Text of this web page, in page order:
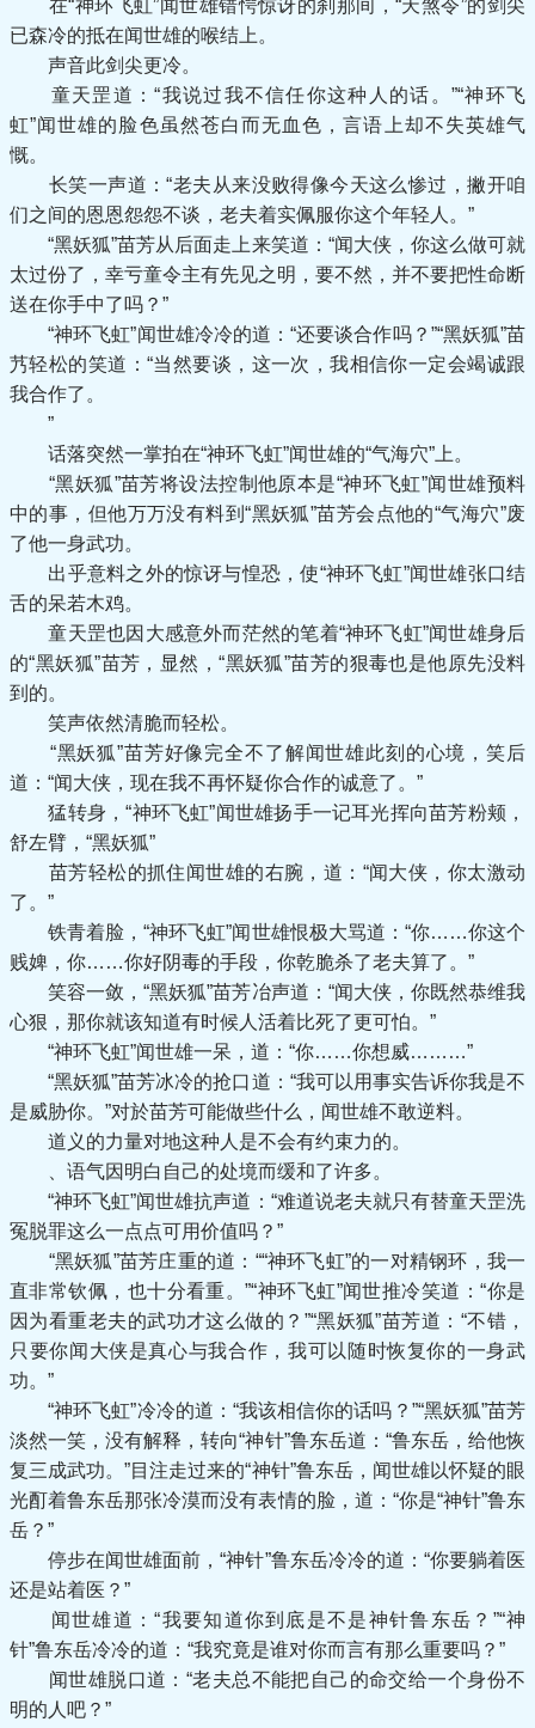
在“神环飞虹”闻世雄错愕惊讶的刹那间，“天煞令”的剑尖
已森冷的抵在闻世雄的喉结上。
声音此剑尖更冷。
童天罡道：“我说过我不信任你这种人的话。”“神环飞
虹”闻世雄的脸色虽然苍白而无血色，言语上却不失英雄气
慨。
长笑一声道：“老夫从来没败得像今天这么惨过，撇开咱
们之间的恩恩怨怨不谈，老夫着实佩服你这个年轻人。”
“黑妖狐”苗芳从后面走上来笑道：“闻大侠，你这么做可就
太过份了，幸亏童令主有先见之明，要不然，并不要把性命断
送在你手中了吗？”
“神环飞虹”闻世雄冷冷的道：“还要谈合作吗？”“黑妖狐”苗
艿轻松的笑道：“当然要谈，这一次，我相信你一定会竭诚跟
我合作了。
”
话落突然一掌拍在“神环飞虹”闻世雄的“气海穴”上。
“黑妖狐”苗芳将设法控制他原本是“神环飞虹”闻世雄预料
中的事，但他万万没有料到“黑妖狐”苗芳会点他的“气海穴”废
了他一身武功。
出乎意料之外的惊讶与惶恐，使“神环飞虹”闻世雄张口结
舌的呆若木鸡。
童天罡也因大感意外而茫然的笔着“神环飞虹”闻世雄身后
的“黑妖狐”苗芳，显然，“黑妖狐”苗芳的狠毒也是他原先没料
到的。
笑声依然清脆而轻松。
“黑妖狐”苗芳好像完全不了解闻世雄此刻的心境，笑后
道：“闻大侠，现在我不再怀疑你合作的诚意了。”
猛转身，“神环飞虹”闻世雄扬手一记耳光挥向苗芳粉颊，
舒左臂，“黑妖狐”
苗芳轻松的抓住闻世雄的右腕，道：“闻大侠，你太激动
了。”
铁青着脸，“神环飞虹”闻世雄恨极大骂道：“你……你这个
贱婢，你……你好阴毒的手段，你乾脆杀了老夫算了。”
笑容一敛，“黑妖狐”苗芳冶声道：“闻大侠，你既然恭维我
心狠，那你就该知道有时候人活着比死了更可怕。”
“神环飞虹”闻世雄一呆，道：“你……你想威………”
“黑妖狐”苗芳冰冷的抢口道：“我可以用事实告诉你我是不
是威胁你。”对於苗芳可能做些什么，闻世雄不敢逆料。
道义的力量对地这种人是不会有约束力的。
、语气因明白自己的处境而缓和了许多。
“神环飞虹”闻世雄抗声道：“难道说老夫就只有替童天罡洗
冤脱罪这么一点点可用价值吗？”
“黑妖狐”苗芳庄重的道：““神环飞虹”的一对精钢环，我一
直非常钦佩，也十分看重。”“神环飞虹”闻世推冷笑道：“你是
因为看重老夫的武功才这么做的？”“黑妖狐”苗芳道：“不错，
只要你闻大侠是真心与我合作，我可以随时恢复你的一身武
功。”
“神环飞虹”冷冷的道：“我该相信你的话吗？”“黑妖狐”苗芳
淡然一笑，没有解释，转向“神针”鲁东岳道：“鲁东岳，给他恢
复三成武功。”目注走过来的“神针”鲁东岳，闻世雄以怀疑的眼
光酊着鲁东岳那张冷漠而没有表情的脸，道：“你是“神针”鲁东
岳？”
停步在闻世雄面前，“神针”鲁东岳冷冷的道：“你要躺着医
还是站着医？”
闻世雄道：“我要知道你到底是不是神针鲁东岳？”“神
针”鲁东岳冷冷的道：“我究竟是谁对你而言有那么重要吗？”
闻世雄脱口道：“老夫总不能把自己的命交给一个身份不
明的人吧？”